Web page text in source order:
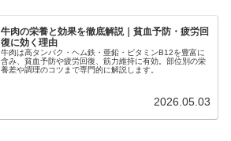
牛肉の栄養と効果を徹底解説｜貧血予防・疲労回
復に効く理由
牛肉は高タンパク・ヘム鉄・亜鉛・ビタミンB12を豊富に
含み、貧血予防や疲労回復、筋力維持に有効。部位別の栄
養差や調理のコツまで専門的に解説します。
2026.05.03